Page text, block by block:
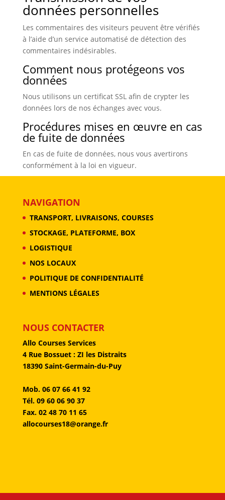
données personnelles
Les commentaires des visiteurs peuvent être vérifiés
à l’aide d’un service automatisé de détection des
commentaires indésirables.
Comment nous protégeons vos
données
Nous utilisons un certificat SSL afin de crypter les
données lors de nos échanges avec vous.
Procédures mises en œuvre en cas
de fuite de données
En cas de fuite de données, nous vous avertirons
conformément à la loi en vigueur.
NAVIGATION
TRANSPORT, LIVRAISONS, COURSES
STOCKAGE, PLATEFORME, BOX
LOGISTIQUE
NOS LOCAUX
POLITIQUE DE CONFIDENTIALITÉ
MENTIONS LÉGALES
NOUS CONTACTER
Allo Courses Services
4 Rue Bossuet : ZI les Distraits
18390 Saint-Germain-du-Puy
Mob. 06 07 66 41 92
Tél. 09 60 06 90 37
Fax. 02 48 70 11 65
allocourses18@orange.fr